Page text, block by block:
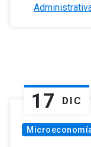
17 DIC